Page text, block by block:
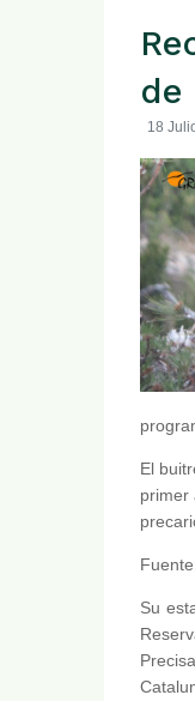
de
18
El
primer
Su